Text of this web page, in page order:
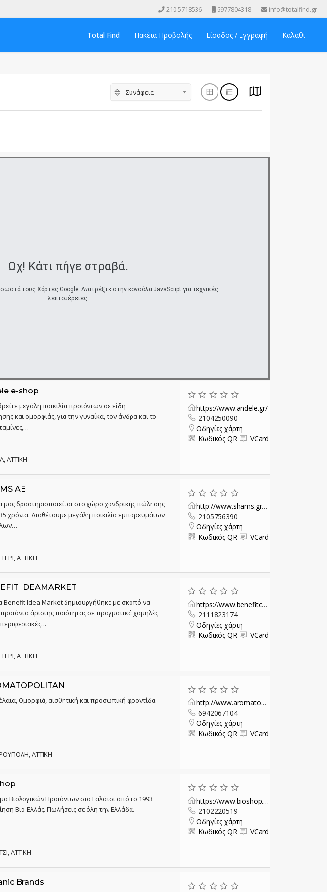
210 5718536 6977804318 info@totalfind.gr
Total Find Πακέτα Προβολής Είσοδος / Εγγραφή Καλάθι
Συνάφεια
Ωχ! Κάτι πήγε στραβά.
τους Χάρτες Google. Ανατρέξτε στην κονσόλα JavaScript για τεχνικές
λεπτομέρειες.
e-shop
μεγάλη ποικιλία προϊόντων σε είδη
και ομορφιάς, για την γυναίκα, τον άνδρα και το
ΑΤΤΙΚΗ
https://www.andele.gr/
2104250090
Οδηγίες χάρτη
Κωδικός QR
VCard
AE
μας δραστηριοποιείται στο χώρο χονδρικής πώλησης
χρόνια. Διαθέτουμε μεγάλη ποικιλία εμπορευμάτων
ΑΤΤΙΚΗ
http://www.shams.gr/index.php
2105756390
Οδηγίες χάρτη
Κωδικός QR
VCard
IDEAMARKET
Benefit Idea Market δημιουργήθηκε με σκοπό να
άριστης ποιότητας σε πραγματικά χαμηλές
ΑΤΤΙΚΗ
https://www.benefitcosmetics.com/gr/el
2111823174
Οδηγίες χάρτη
Κωδικός QR
VCard
Ομορφιά, αισθητική και προσωπική φροντίδα.
ΑΤΤΙΚΗ
http://www.aromatopolitan.gr
6942067104
Οδηγίες χάρτη
Κωδικός QR
VCard
Βιολογικών Προϊόντων στο Γαλάτσι από το 1993.
Βιο-Ελλάς. Πωλήσεις σε όλη την Ελλάδα.
ΑΤΤΙΚΗ
https://www.bioshop.gr/
2102220519
Οδηγίες χάρτη
Κωδικός QR
VCard
Brands